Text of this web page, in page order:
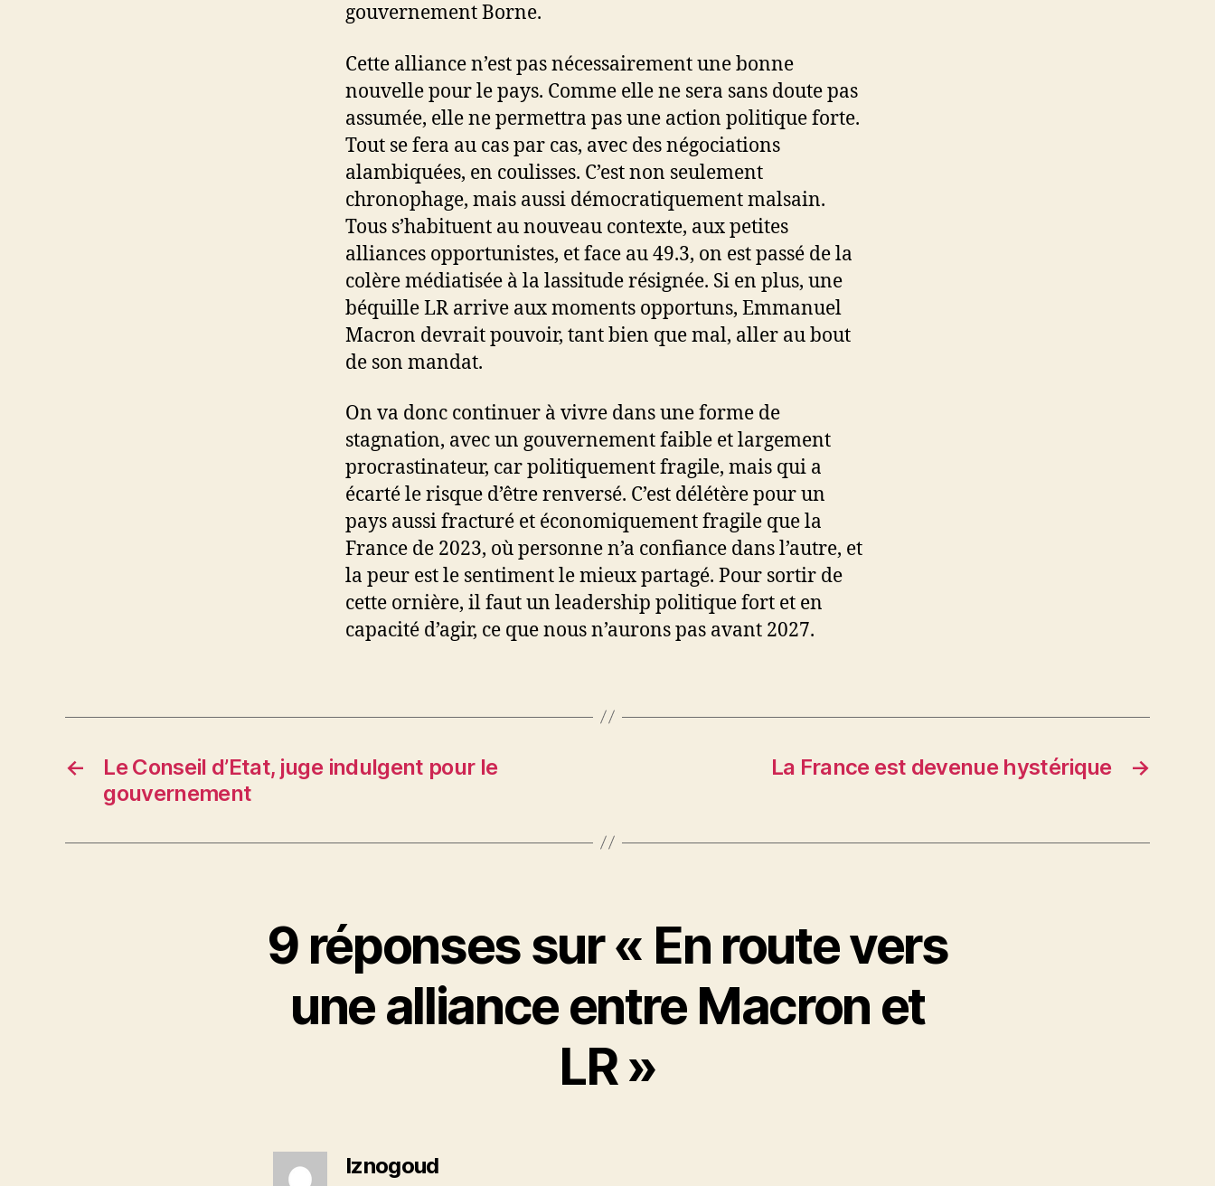
gouvernement Borne.
Cette alliance n’est pas nécessairement une bonne
nouvelle pour le pays. Comme elle ne sera sans doute pas
assumée, elle ne permettra pas une action politique forte.
Tout se fera au cas par cas, avec des négociations
alambiquées, en coulisses. C’est non seulement
chronophage, mais aussi démocratiquement malsain.
Tous s’habituent au nouveau contexte, aux petites
alliances opportunistes, et face au 49.3, on est passé de la
colère médiatisée à la lassitude résignée. Si en plus, une
béquille LR arrive aux moments opportuns, Emmanuel
Macron devrait pouvoir, tant bien que mal, aller au bout
de son mandat.
On va donc continuer à vivre dans une forme de
stagnation, avec un gouvernement faible et largement
procrastinateur, car politiquement fragile, mais qui a
écarté le risque d’être renversé. C’est délétère pour un
pays aussi fracturé et économiquement fragile que la
France de 2023, où personne n’a confiance dans l’autre, et
la peur est le sentiment le mieux partagé. Pour sortir de
cette ornière, il faut un leadership politique fort et en
capacité d’agir, ce que nous n’aurons pas avant 2027.
←
Le Conseil d’Etat, juge indulgent pour le
gouvernement
→
La France est devenue hystérique
9 réponses sur « En route vers
une alliance entre Macron et
LR »
Iznogouddit :